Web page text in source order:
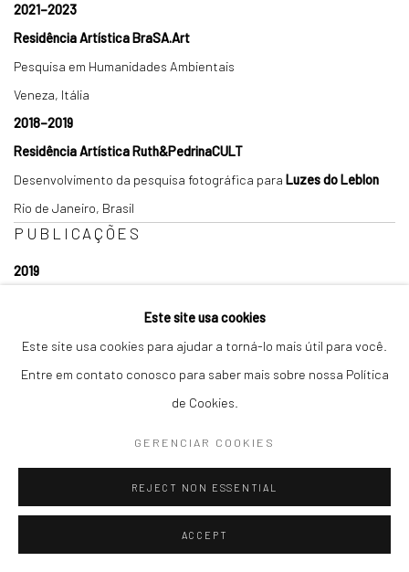
2021–2023
Residência Artística BraSA.Art
Pesquisa em Humanidades Ambientais
Veneza, Itália
2018–2019
Residência Artística Ruth&PedrinaCULT
Desenvolvimento da pesquisa fotográfica para Luzes do Leblon
Rio de Janeiro, Brasil
PUBLICAÇÕES
2019
Nicolini, Analize.Solteira no Século 21 — Ode ao Amor sem dono.
Rio de Janeiro: R&P Books.
Sócia fundadora
Este site usa cookies
Este site usa cookies para ajudar a torná-lo mais útil para você.
Entre em contato conosco para saber mais sobre nossa Política
de Cookies.
GERENCIAR COOKIES
REJECT NON ESSENTIAL
ACCEPT